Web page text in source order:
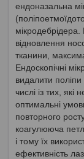
ендоназальна
відновлення
тканини,
Ендоскопічні
видалити поліпи
числі із тих,
оптимальні
повторного
коагулююча
і тому їх
ефективність